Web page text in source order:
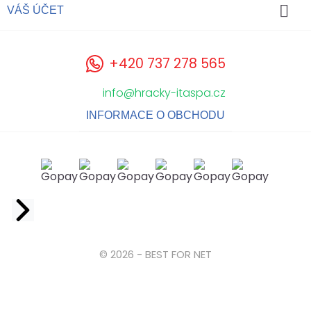
VÁŠ ÚČET 
+420 737 278 565
info@hracky-itaspa.cz
INFORMACE O OBCHODU
© 2026 - BEST FOR NET